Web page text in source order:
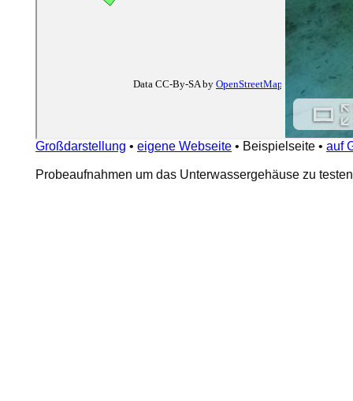
Großdarstellung • eigene Webseite • Beispielseite • auf
Probeaufnahmen um das Unterwassergehäuse zu